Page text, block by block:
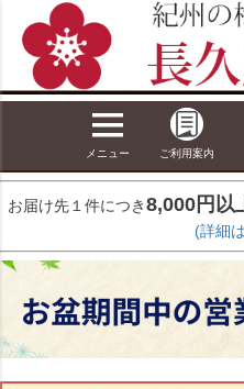
メニュー ご利用案内
お届け先１件につき8,000円以
(詳細